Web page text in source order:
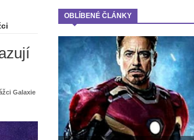
OBLÍBENÉ ČLÁNKY
Galaxie